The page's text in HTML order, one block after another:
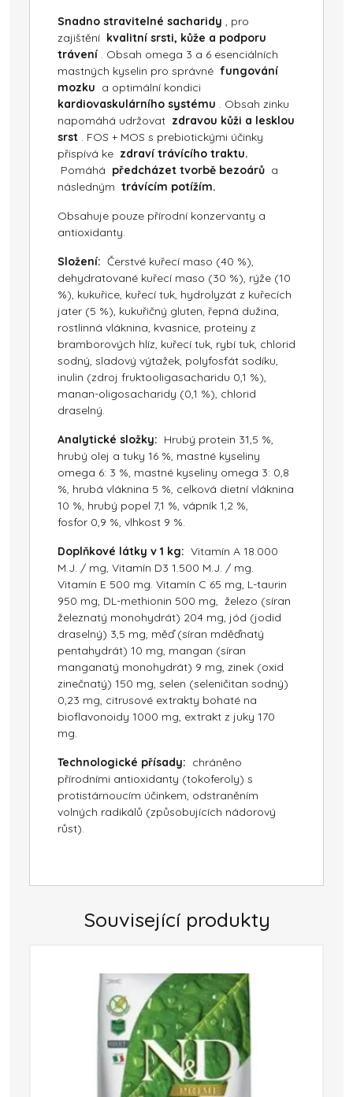
Snadno stravitelné sacharidy , pro
zajištění kvalitní srsti, kůže a podporu
trávení . Obsah omega 3 a 6 esenciálních
mastných kyselin pro správné fungování
mozku a optimální kondici
kardiovaskulárního systému . Obsah zinku
napomáhá udržovat zdravou kůži a lesklou
srst . FOS + MOS s prebiotickými účinky
přispívá ke zdraví trávícího traktu.
Pomáhá předcházet tvorbě bezoárů a
následným trávícím potížím.
Obsahuje pouze přírodní konzervanty a
antioxidanty.
Složení: Čerstvé kuřecí maso (40 %),
dehydratované kuřecí maso (30 %), rýže (10
%), kukuřice, kuřecí tuk, hydrolyzát z kuřecích
jater (5 %), kukuřičný gluten, řepná dužina,
rostlinná vláknina, kvasnice, proteiny z
bramborových hlíz, kuřecí tuk, rybí tuk, chlorid
sodný, sladový výtažek, polyfosfát sodíku,
inulin (zdroj fruktooligasacharidu 0,1 %),
manan-oligosacharidy (0,1 %), chlorid
draselný.
Analytické složky: Hrubý protein 31,5 %,
hrubý olej a tuky 16 %, mastné kyseliny
omega 6: 3 %, mastné kyseliny omega 3: 0,8
%, hrubá vláknina 5 %, celková dietní vláknina
10 %, hrubý popel 7,1 %, vápník 1,2 %,
fosfor 0,9 %, vlhkost 9 %.
Doplňkové látky v 1 kg: Vitamín A 18.000
M.J. / mg, Vitamín D3 1.500 M.J. / mg.
Vitamín E 500 mg. Vitamín C 65 mg, L-taurin
950 mg, DL-methionin 500 mg, železo (síran
železnatý monohydrát) 204 mg, jód (jodid
draselný) 3,5 mg, měď (síran mděďnatý
pentahydrát) 10 mg, mangan (síran
manganatý monohydrát) 9 mg, zinek (oxid
zinečnatý) 150 mg, selen (seleničitan sodný)
0,23 mg, citrusové extrakty bohaté na
bioflavonoidy 1000 mg, extrakt z juky 170
mg.
Technologické přísady: chráněno
přírodními antioxidanty (tokoferoly) s
protistárnoucím účinkem, odstraněním
volných radikálů (způsobujících nádorový
růst).
Související produkty